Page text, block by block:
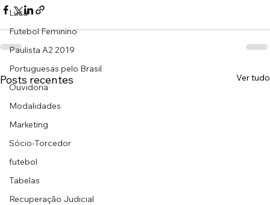
Lusa
Futebol Feminino
Paulista A2 2019
Portuguesas pelo Brasil
Ouvidoria
Modalidades
Marketing
Sócio-Torcedor
futebol
Tabelas
Recuperação Judicial
Posts recentes Ver tudo